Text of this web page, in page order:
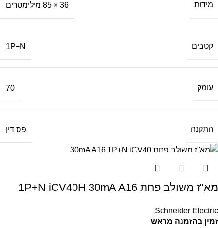
מידות 36 × 85 מילימטרים
קטבים 1P+N
עומק 70
התקנה פס דין
מא"ז משולב פחת 1P+N iCV40H 30mA A16
Schneider Electric
זמין בהזמנה מראש